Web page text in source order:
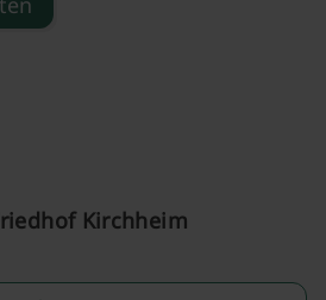
Kirchheim